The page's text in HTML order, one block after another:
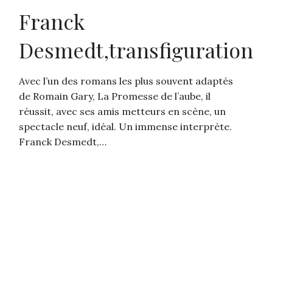
Franck
Desmedt,transfiguration
Avec l’un des romans les plus souvent adaptés
de Romain Gary, La Promesse de l’aube, il
réussit, avec ses amis metteurs en scène, un
spectacle neuf, idéal. Un immense interprète.
Franck Desmedt,…